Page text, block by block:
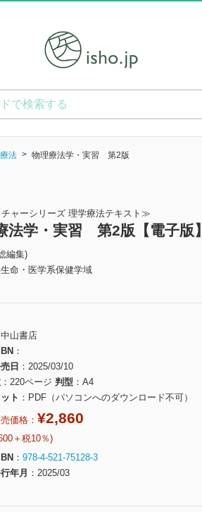
法 物理療法学・実習 第2版
ャーシリーズ 理学療法テキスト≫
法学・実習 第2版【電子版】
編集)
命・医学系保健学域
中山書店
日
2025/03/10
220ページ 判型
A4
ト
PDF（パソコンへのダウンロード不可）
価格： ¥2,860
＋税10％)
978-4-521-75128-3
年月
2025/03